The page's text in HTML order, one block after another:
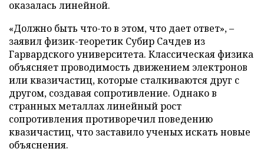
оказалась линейной.
«Должно быть что-то в этом, что дает ответ», –
заявил физик-теоретик Субир Сачдев из
Гарвардского университета. Классическая физика
объясняет проводимость движением электронов
или квазичастиц, которые сталкиваются друг с
другом, создавая сопротивление. Однако в
странных металлах линейный рост
сопротивления противоречил поведению
квазичастиц, что заставило ученых искать новые
объяснения.